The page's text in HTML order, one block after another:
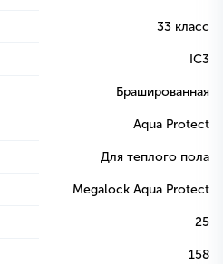
33 класс
IC3
Брашированная
Aqua Protect
Для теплого пола
Megalock Aqua Protect
25
158